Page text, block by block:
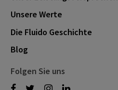
Unsere Werte
Die Fluido Geschichte
Blog
Folgen Sie uns